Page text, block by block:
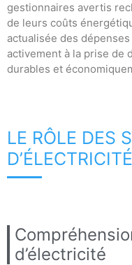
gestionnaires avertis
de leurs coûts
actualisée des
activement à la prise de
durables et
LE RÔLE DES
d’électricité